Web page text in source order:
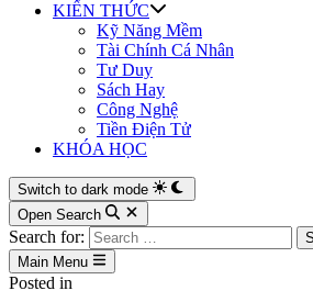
KIẾN THỨC
Kỹ Năng Mềm
Tài Chính Cá Nhân
Tư Duy
Sách Hay
Công Nghệ
Tiền Điện Tử
KHÓA HỌC
Switch to dark mode
Open Search
Search for:
Main Menu
Posted in